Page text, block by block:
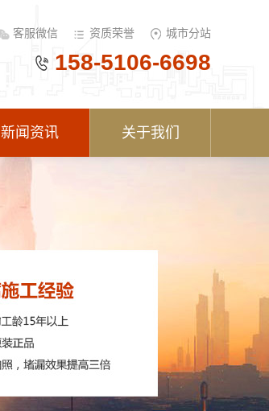
客服微信 资质荣誉 城市分站
158-5106-6698
新闻资讯 关于我们